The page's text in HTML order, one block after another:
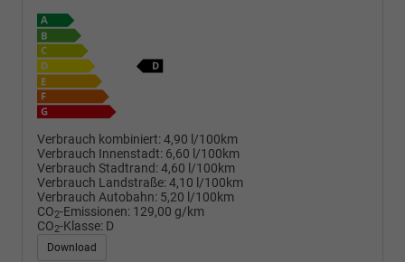
Verbrauch kombiniert:4,90 l/100km
Verbrauch Innenstadt: 6,60 l/100km
Verbrauch Stadtrand:4,60 l/100km
Verbrauch Landstraße:4,10 l/100km
Verbrauch Autobahn: 5,20 l/100km
CO2-Emissionen: 129,00 g/km
CO2-Klasse: D
Download